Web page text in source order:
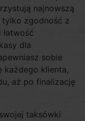
najnowszą
tylko zgodność z
dla
sobie
każdego klienta,
aż po finalizację
taksówki